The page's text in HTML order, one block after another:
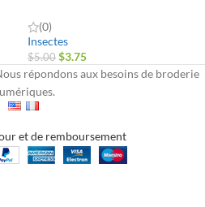
(0)
Insectes
$5.00 $3.75
répondons aux besoins de broderie
et de remboursement